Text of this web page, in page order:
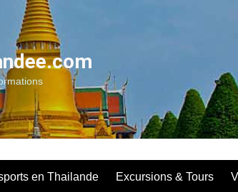
en Thailande Excursions & Tours